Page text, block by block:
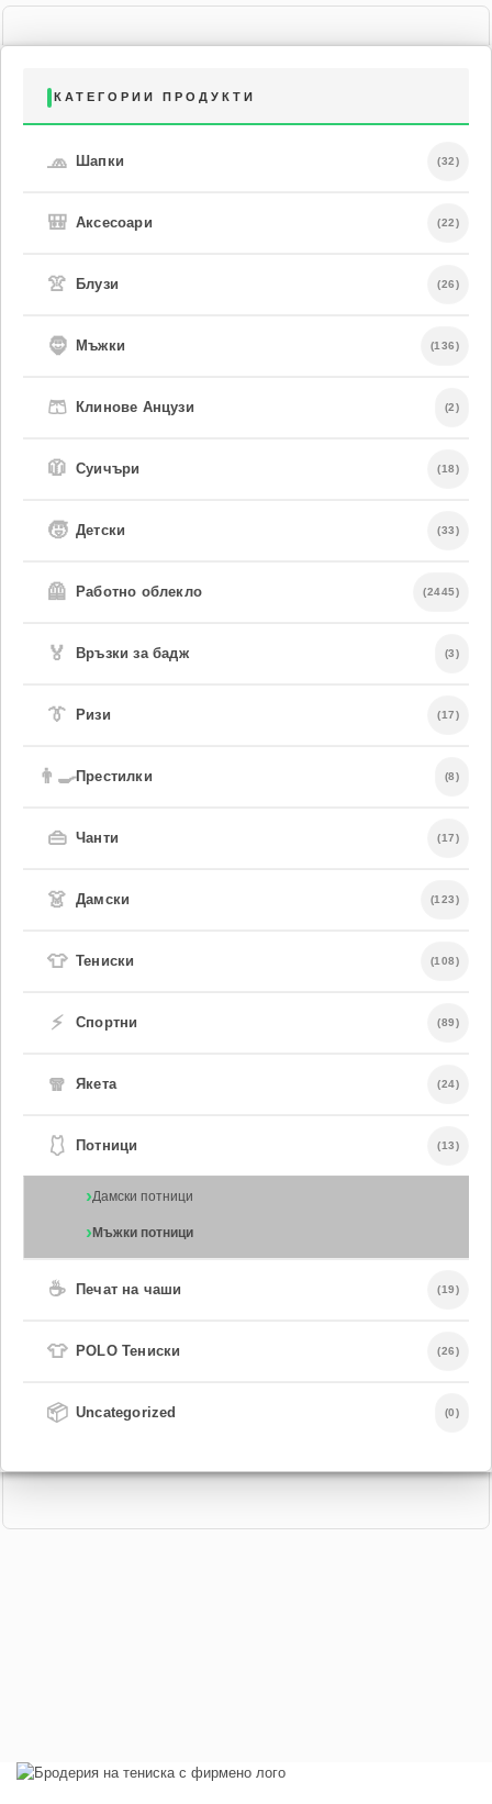
КАТЕГОРИИ ПРОДУКТИ
🧢 Шапки (32)
🎒 Аксесоари (22)
👚 Блузи (26)
🧔 Мъжки (136)
🩳 Клинове Анцузи (2)
🧥 Суичъри (18)
🧒 Детски (33)
🦺 Работно облекло (2445)
🏅 Връзки за бадж (3)
👔 Ризи (17)
👨‍🍳Престилки (8)
👜 Чанти (17)
👗 Дамски (123)
👕 Тениски (108)
⚡ Спортни (89)
🧣 Якета (24)
🩱 Потници (13)
Дамски потници
Мъжки потници
☕ Печат на чаши (19)
👕 POLO Тениски (26)
📦 Uncategorized (0)